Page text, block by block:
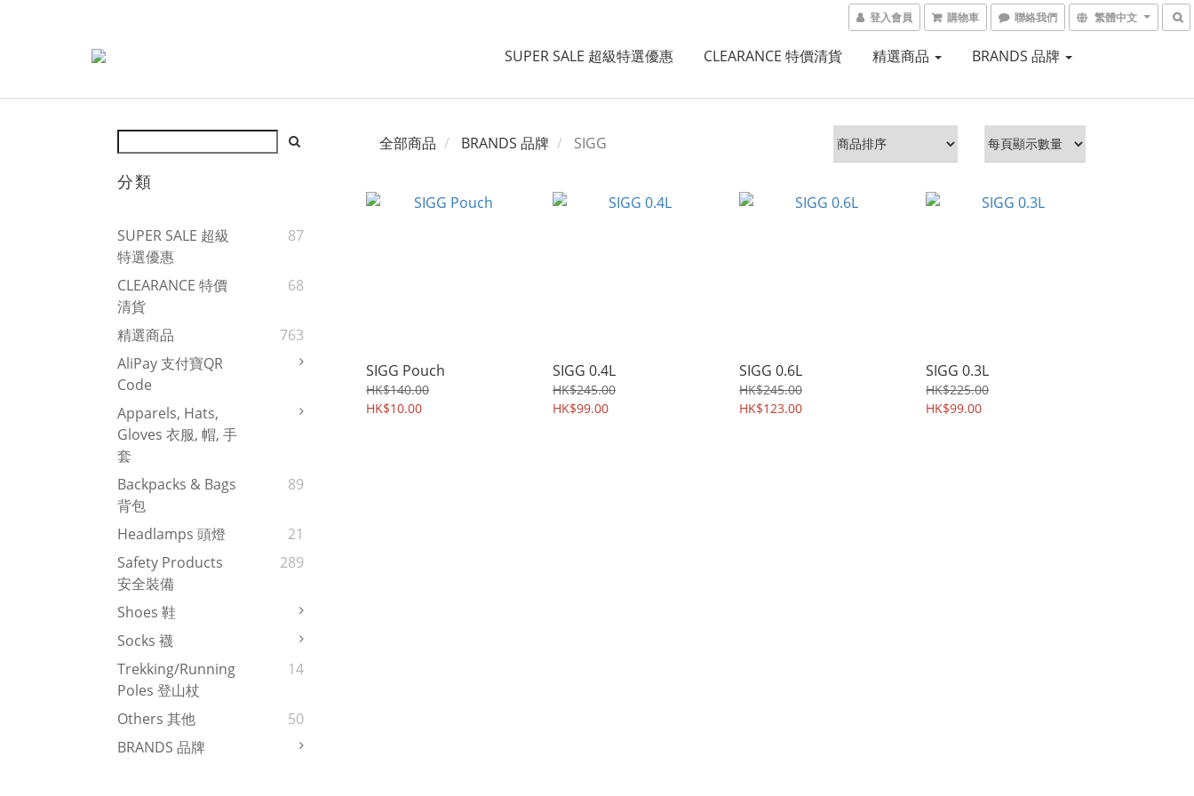
登入會員 購物車 聯絡我們 繁體中文
SUPER SALE 超級特選優惠 CLEARANCE 特價清貨 精選商品 BRANDS 品牌
分類
SUPER SALE 超級
特選優惠
87
CLEARANCE 特價
清貨
68
精選商品
763
AliPay 支付寶QR
Code
Apparels, Hats,
Gloves 衣服, 帽, 手
套
Backpacks & Bags
背包
89
Headlamps 頭燈
21
Safety Products
安全裝備
289
Shoes 鞋
Socks 襪
Trekking/Running
Poles 登山杖
14
Others 其他
50
BRANDS 品牌
全部商品 BRANDS 品牌 SIGG
SIGG Pouch
HK$140.00
HK$10.00
SIGG 0.4L
HK$245.00
HK$99.00
SIGG 0.6L
HK$245.00
HK$123.00
SIGG 0.3L
HK$225.00
HK$99.00